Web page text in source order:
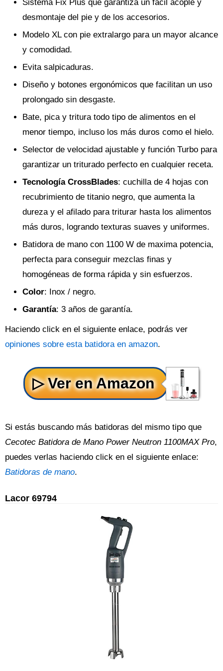
Sistema Fix Plus que garantiza un fácil acople y
desmontaje del pie y de los accesorios.
Modelo XL con pie extralargo para un mayor alcance
y comodidad.
Evita salpicaduras.
Diseño y botones ergonómicos que facilitan un uso
prolongado sin desgaste.
Bate, pica y tritura todo tipo de alimentos en el
menor tiempo, incluso los más duros como el hielo.
Selector de velocidad ajustable y función Turbo para
garantizar un triturado perfecto en cualquier receta.
Tecnología CrossBlades: cuchilla de 4 hojas con
recubrimiento de titanio negro, que aumenta la
dureza y el afilado para triturar hasta los alimentos
más duros, logrando texturas suaves y uniformes.
Batidora de mano con 1100 W de maxima potencia,
perfecta para conseguir mezclas finas y
homogéneas de forma rápida y sin esfuerzos.
Color: Inox / negro.
Garantía: 3 años de garantía.
Haciendo click en el siguiente enlace, podrás ver
opiniones sobre esta batidora en amazon.
Si estás buscando más batidoras del mismo tipo que
Cecotec Batidora de Mano Power Neutron 1100MAX Pro,
puedes verlas haciendo click en el siguiente enlace:
Batidoras de mano.
Lacor 69794